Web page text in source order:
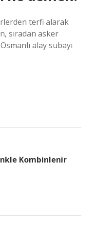
terfi alarak
sıradan asker
alay subayı
Kombinlenir